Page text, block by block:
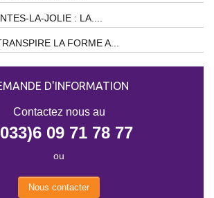
LA-JOLIE : LA....
LA FORME A...
D'INFORMATION
Contactez nous au
09 71 78 77
ou
Nous contacter